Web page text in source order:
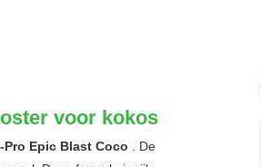
voor kokos
Pro Epic Blast Coco . De